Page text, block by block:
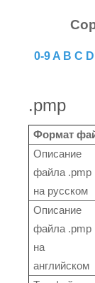
0-9 A B C D
.pmp
Формат
Описание
файла .pmp
на русском
Описание
файла .pmp
на
английском